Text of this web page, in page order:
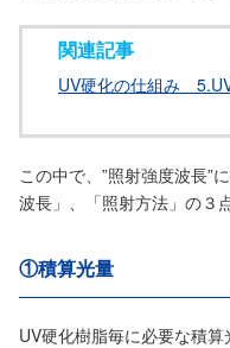
関連記事
UV硬化の仕組み
この中で、”照射強度波長”
波長」、「照射方法」の３
①積算光量
UV硬化樹脂毎に必要な積算